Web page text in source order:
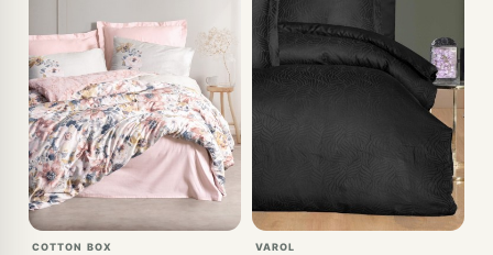
COTTON BOX VAROL